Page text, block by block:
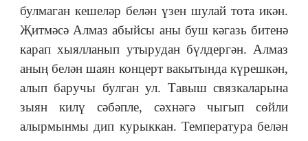
булмаган кешеләр белән үзен шулай тота икән.
Җитмәсә Алмаз абыйсы аны буш кәгазь битенә
карап хыялланып утырудан бүлдергән. Алмаз
аның белән шаян концерт вакытында күрешкән,
алып баручы булган ул. Тавыш связкаларына
зыян килү сәбәпле, сәхнәгә чыгып сөйли
алырмынмы дип курыккан. Температура белән